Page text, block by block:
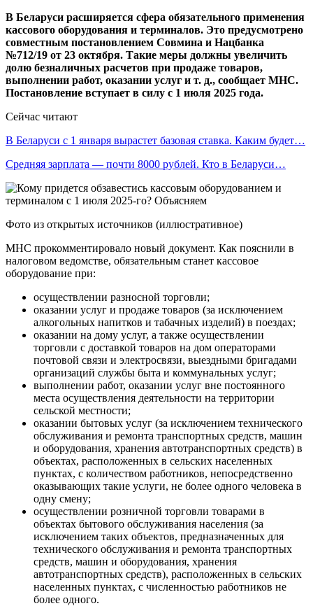
В Беларуси расширяется сфера обязательного применения
кассового оборудования и терминалов. Это предусмотрено
совместным постановлением Совмина и Нацбанка
№712/19 от 23 октября. Такие меры должны увеличить
долю безналичных расчетов при продаже товаров,
выполнении работ, оказании услуг и т. д., сообщает МНС.
Постановление вступает в силу с 1 июля 2025 года.
Сейчас читают
В Беларуси с 1 января вырастет базовая ставка. Каким будет…
Средняя зарплата — почти 8000 рублей. Кто в Беларуси…
Фото из открытых источников (иллюстративное)
МНС прокомментировало новый документ. Как пояснили в
налоговом ведомстве, обязательным станет кассовое
оборудование при:
осуществлении разносной торговли;
оказании услуг и продаже товаров (за исключением
алкогольных напитков и табачных изделий) в поездах;
оказании на дому услуг, а также осуществлении
торговли с доставкой товаров на дом операторами
почтовой связи и электросвязи, выездными бригадами
организаций службы быта и коммунальных услуг;
выполнении работ, оказании услуг вне постоянного
места осуществления деятельности на территории
сельской местности;
оказании бытовых услуг (за исключением технического
обслуживания и ремонта транспортных средств, машин
и оборудования, хранения автотранспортных средств) в
объектах, расположенных в сельских населенных
пунктах, с количеством работников, непосредственно
оказывающих такие услуги, не более одного человека в
одну смену;
осуществлении розничной торговли товарами в
объектах бытового обслуживания населения (за
исключением таких объектов, предназначенных для
технического обслуживания и ремонта транспортных
средств, машин и оборудования, хранения
автотранспортных средств), расположенных в сельских
населенных пунктах, с численностью работников не
более одного.